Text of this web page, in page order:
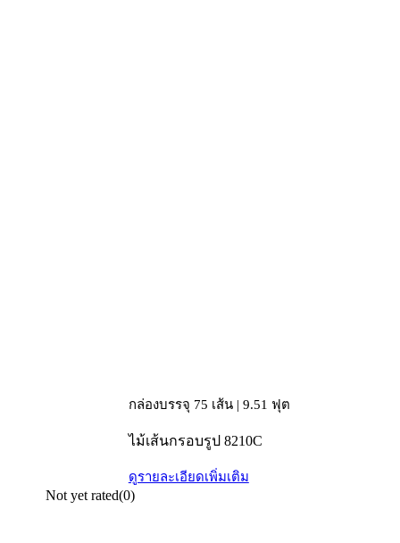
กล่องบรรจุ 75 เส้น | 9.51 ฟุต
ไม้เส้นกรอบรูป 8210C
ดูรายละเอียดเพิ่มเติม
Not yet rated(0)